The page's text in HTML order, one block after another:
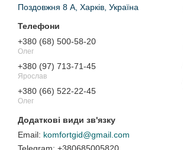
Поздовжня 8 А, Харків, Україна
+380 (68) 500-58-20
Олег
+380 (97) 713-71-45
Ярослав
+380 (66) 522-22-45
Олег
komfortgid@gmail.com